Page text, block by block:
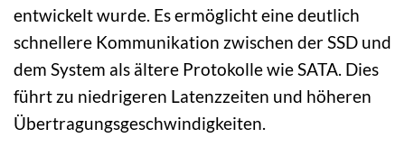
entwickelt wurde. Es ermöglicht eine deutlich
schnellere Kommunikation zwischen der SSD und
dem System als ältere Protokolle wie SATA. Dies
führt zu niedrigeren Latenzzeiten und höheren
Übertragungsgeschwindigkeiten.